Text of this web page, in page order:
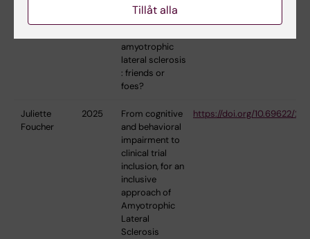
Solmaz
amyotrophic
lateral sclerosis
: friends or
foes?
https://hdl.handle.net/
Juliette
Foucher
2025
From cognitive
and behavioral
impairment to
clinical trial
inclusion, for an
inclusive
approach of
Amyotrophic
Lateral
Sclerosis
https://doi.org/10.69622/
Tillåt alla